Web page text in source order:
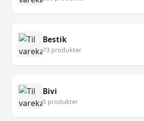
Bestik
73 produkter
Bivi
5 produkter